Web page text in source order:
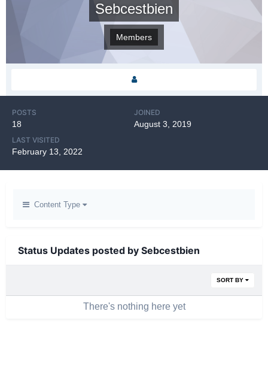
Sebcestbien
Members
POSTS
18
JOINED
August 3, 2019
LAST VISITED
February 13, 2022
Content Type
Status Updates posted by Sebcestbien
SORT BY
There's nothing here yet